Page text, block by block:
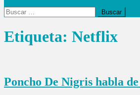
Buscar:
Etiqueta: Netflix
Poncho De Nigris habla